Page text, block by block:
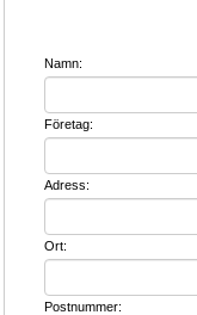
Namn:
Företag:
Adress:
Ort:
Postnummer: